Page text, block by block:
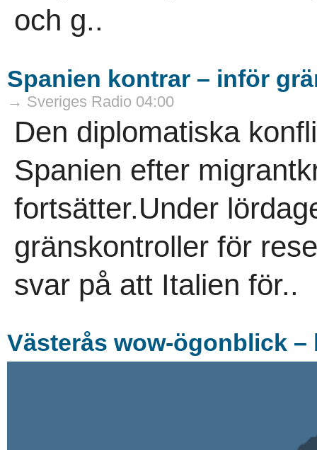
och g..
Spanien kontrar – inför
→ Sveriges Radio 04:00
Den diplomatiska
Spanien efter
fortsätter.Under
gränskontroller för
svar på att Italien för..
Västerås wow-ögonblick